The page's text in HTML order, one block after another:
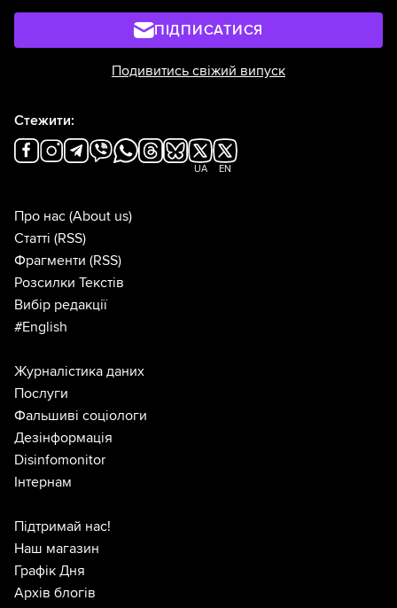
ПІДПИСАТИСЯ
Подивитись свіжий випуск
Стежити:
UA EN
Про нас (About us)
Статті (RSS)
Фрагменти (RSS)
Розсилки Текстів
Вибір редакції
#English
Журналістика даних
Послуги
Фальшиві соціологи
Дезінформація
Disinfomonitor
Інтернам
Підтримай нас!
Наш магазин
Графік Дня
Архів блогів